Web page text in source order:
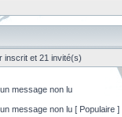
inscrit et 21 invité(s)
message non lu
message non lu [ Populaire ]